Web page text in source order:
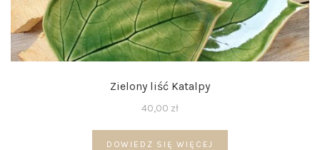
Zielony liść Katalpy
40,00 zł
DOWIEDZ SIĘ WIĘCEJ